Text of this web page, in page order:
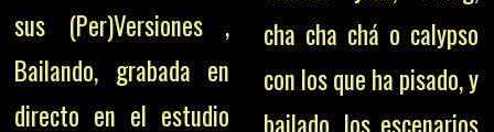
sus (Per)Versiones ,
Bailando, grabada en
directo en el estudio
cha cha chá o calypso
con los que ha pisado, y
bailado, los escenarios